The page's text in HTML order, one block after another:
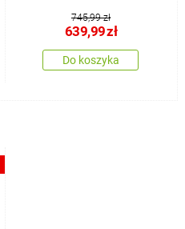
745,99 zł
639,99zł
Do koszyka